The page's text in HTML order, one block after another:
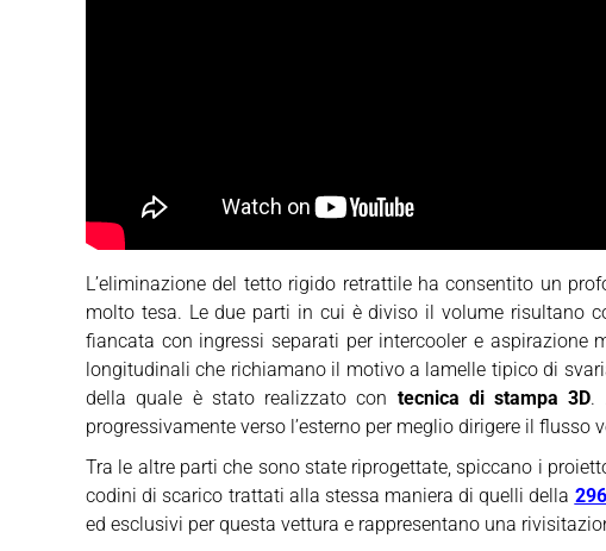
L’eliminazione del tetto rigido retrattile ha consentito un
molto tesa. Le due parti in cui è diviso il volume risultano
fiancata con ingressi separati per intercooler e aspirazione
longitudinali che richiamano il motivo a lamelle tipico di
della quale è stato realizzato con tecnica di stampa 3D.
progressivamente verso l’esterno per meglio dirigere il flusso
Tra le altre parti che sono state riprogettate, spiccano i
codini di scarico trattati alla stessa maniera di quelli della
ed esclusivi per questa vettura e rappresentano una